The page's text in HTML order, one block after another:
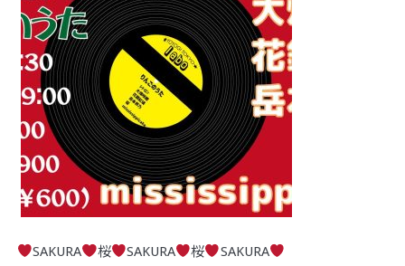
SAKURA 桜 SAKURA 桜 SAKURA